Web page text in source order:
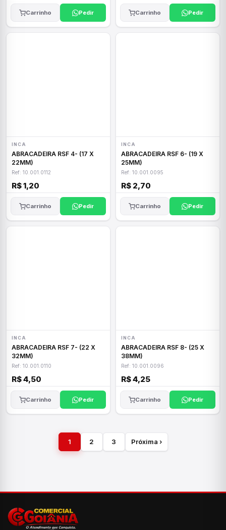
Carrinho Pedir Carrinho Pedir
INCA
ABRACADEIRA RSF 4- (17 X
22MM)
Ref: 10.001.0112
R$ 1,20
Carrinho Pedir
INCA
ABRACADEIRA RSF 6- (19 X
25MM)
Ref: 10.001.0095
R$ 2,70
Carrinho Pedir
INCA
ABRACADEIRA RSF 7- (22 X
32MM)
Ref: 10.001.0110
R$ 4,50
Carrinho Pedir
INCA
ABRACADEIRA RSF 8- (25 X
38MM)
Ref: 10.001.0096
R$ 4,25
Carrinho Pedir
1 2 3 Próxima ›